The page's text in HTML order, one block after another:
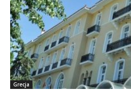
Grecja